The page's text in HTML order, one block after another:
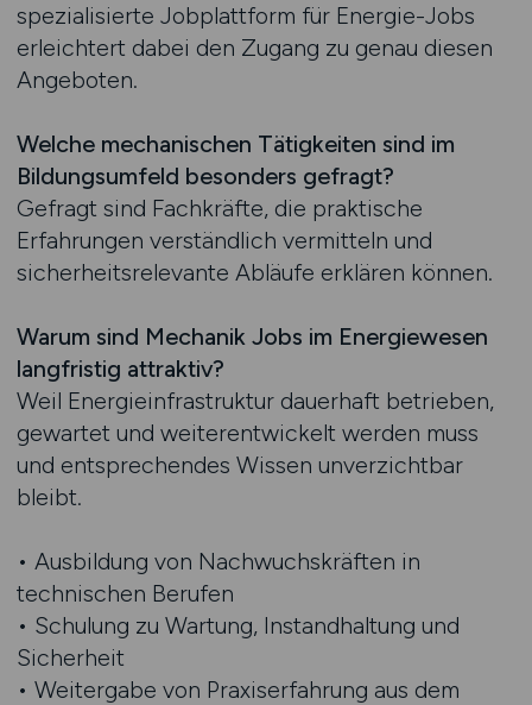
spezialisierte Jobplattform für Energie-Jobs
erleichtert dabei den Zugang zu genau diesen
Angeboten.
Welche mechanischen Tätigkeiten sind im
Bildungsumfeld besonders gefragt?
Gefragt sind Fachkräfte, die praktische
Erfahrungen verständlich vermitteln und
sicherheitsrelevante Abläufe erklären können.
Warum sind Mechanik Jobs im Energiewesen
langfristig attraktiv?
Weil Energieinfrastruktur dauerhaft betrieben,
gewartet und weiterentwickelt werden muss
und entsprechendes Wissen unverzichtbar
bleibt.
• Ausbildung von Nachwuchskräften in
technischen Berufen
• Schulung zu Wartung, Instandhaltung und
Sicherheit
• Weitergabe von Praxiserfahrung aus dem